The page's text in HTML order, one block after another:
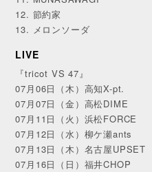
12. 節約家
13. メロンソーダ
LIVE
『tricot VS 47』
07月06日（木）高知X-pt.
07月07日（金）高松DIME
07月11日（火）浜松FORCE
07月12日（水）柳ケ瀬ants
07月13日（木）名古屋UPSET
07月16日（日）福井CHOP